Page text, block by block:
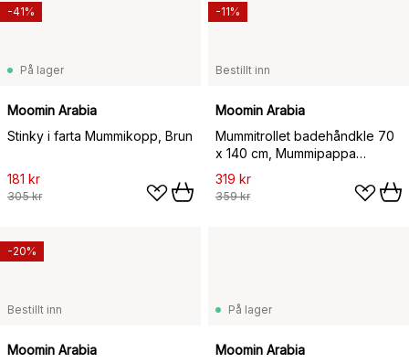
På lager
Moomin Arabia
Stinky i farta Mummikopp, Brun
181 kr
305 kr
-41%
Bestillt inn
Moomin Arabia
Mummitrollet badehåndkle 70
x 140 cm, Mummipappa
blågrønn
319 kr
359 kr
-11%
Bestillt inn
Moomin Arabia
-20%
På lager
Moomin Arabia